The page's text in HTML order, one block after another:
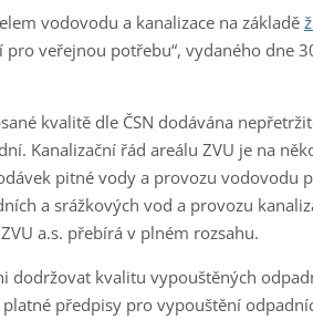
vodovodu a kanalizace na základě
pro veřejnou potřebu“, vydaného dne
kvalitě dle ČSN dodávána
Kanalizační řád areálu ZVU je na
pitné vody a provozu
a srážkových vod a provozu
a.s. přebírá v plném rozsahu.
dodržovat kvalitu vypouštěných
předpisy pro vypouštění